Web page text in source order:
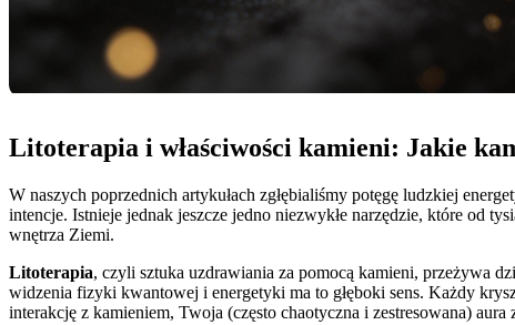
Litoterapia i właściwości kamieni: Jakie
W naszych poprzednich artykułach zgłębialiśmy potęgę ludzkiej
intencje. Istnieje jednak jeszcze jedno niezwykłe narzędzie, które od
wnętrza Ziemi.
Litoterapia, czyli sztuka uzdrawiania za pomocą kamieni, przeżywa
widzenia fizyki kwantowej i energetyki ma to głęboki sens. Każdy
interakcję z kamieniem, Twoja (często chaotyczna i zestresowana)